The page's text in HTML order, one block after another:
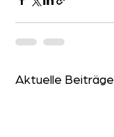
Aktuelle Beiträge